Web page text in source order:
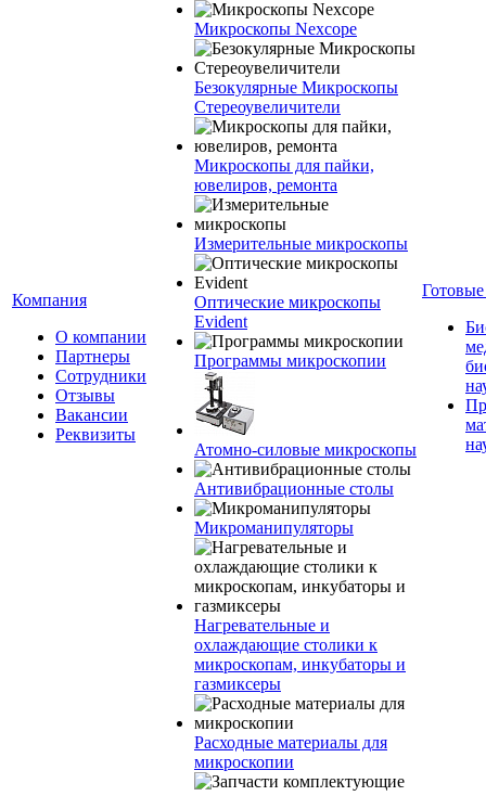
Компания
О компании
Партнеры
Сотрудники
Отзывы
Вакансии
Реквизиты
Микроскопы Nexcope
Безокулярные Микроскопы
Стереоувеличители
Микроскопы для пайки,
ювелиров, ремонта
Измерительные микроскопы
Оптические микроскопы
Evident
Программы микроскопии
Атомно-силовые микроскопы
Антивибрационные столы
Микроманипуляторы
Нагревательные и
охлаждающие столики к
микроскопам, инкубаторы и
газмиксеры
Расходные материалы для
микроскопии